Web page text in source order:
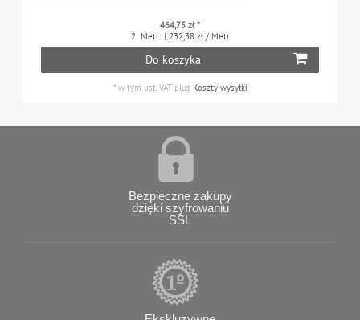
464,75 zł *
2 Metr | 232,38 zł / Metr
Do koszyka
*w tym ust. VATplus Koszty wysyłki
Bezpieczne zakupy
dzięki szyfrowaniu
SSL